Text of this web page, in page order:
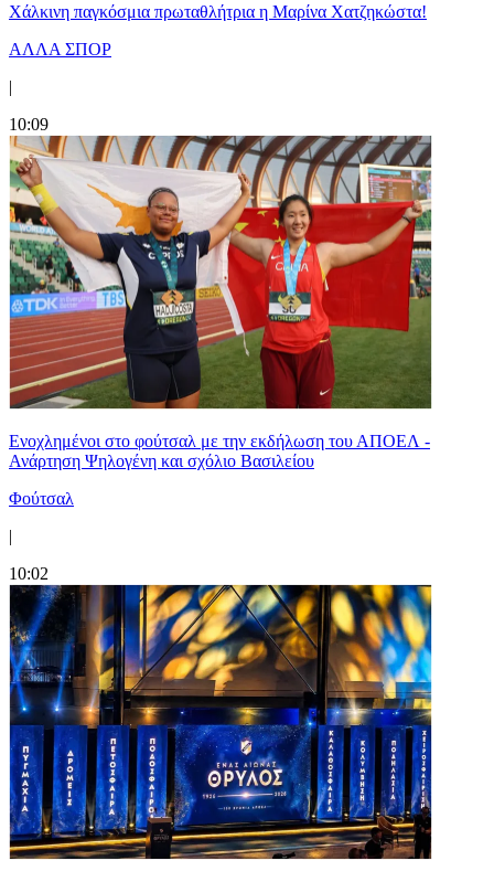
Χάλκινη παγκόσμια πρωταθλήτρια η Μαρίνα Χατζηκώστα!
ΑΛΛΑ ΣΠΟΡ
|
10:09
Ενοχλημένοι στο φούτσαλ με την εκδήλωση του ΑΠΟΕΛ -
Ανάρτηση Ψηλογένη και σχόλιο Βασιλείου
Φούτσαλ
|
10:02